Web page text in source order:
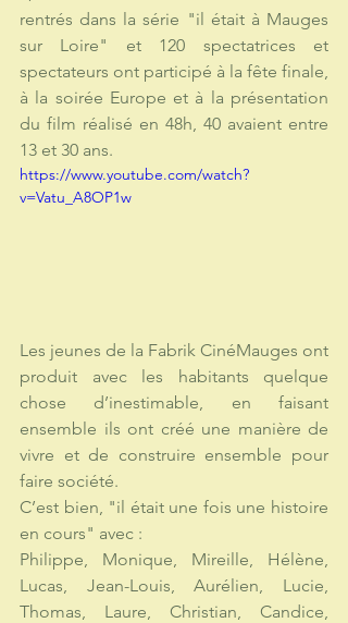
rentrés dans la série "il était à Mauges
sur Loire" et 120 spectatrices et
spectateurs ont participé à la fête finale,
à la soirée Europe et à la présentation
du film réalisé en 48h, 40 avaient entre
13 et 30 ans.
https://www.youtube.com/watch?
v=Vatu_A8OP1w
Les jeunes de la Fabrik CinéMauges ont
produit avec les habitants quelque
chose d’inestimable, en faisant
ensemble ils ont créé une manière de
vivre et de construire ensemble pour
faire société.
C’est bien, "il était une fois une histoire
en cours" avec :
Philippe, Monique, Mireille, Hélène,
Lucas, Jean-Louis, Aurélien, Lucie,
Thomas, Laure, Christian, Candice,